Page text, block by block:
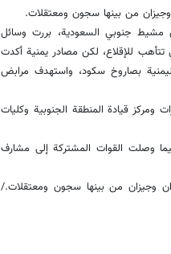
من بينها سجون ومعتقلات.
جنوبي السعودية، بررت وسائل
تتأهب للإقلاع، لكن مصادر يمنية أكدت
قرابة 100 كيلومتر عن الحدود اليمنية بصاروخ سكود، واستهدف مرابض
إضافة لمركز صيانة الطائرات ومركز قيادة المنطقة الجنوبية وكليات
وصلت القوات المشتركة إلى مشارف
وجيزان من بينها سجون ومعتقلات./